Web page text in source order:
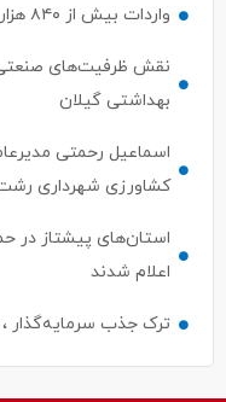
واردات بیش از ۸۴۰ هزار تن نهاده دامی از بنادر كاسپین و انزلی
نقش ظرفیت‌های
بهداشتی گیلان
اسماعیل رحمتی
کشاورزی شهرداری
استان‌های پیشتاز در
اعلام شدند
ترک جذب